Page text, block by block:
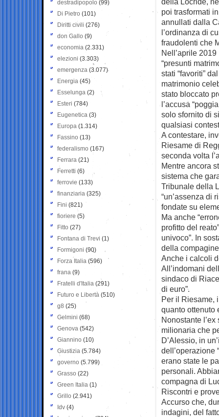
poi trasformati
annullati dalla
l’ordinanza di
fraudolenti che
Nell’aprile
“presunti
stati “favoriti”
matrimonio
stato bloccato
l’accusa
solo sfornito di
qualsiasi
A contestare,
Riesame di
seconda volta
Mentre ancora
sistema che
Tribunale della
“un’assenza di
fondate su
Ma anche
profitto del
univoco”. In
della
Anche i calcoli
All’indomani
sindaco di
di euro”.
Per il Riesame,
quanto ottenuto
Nonostante
milionaria che
D’Alessio, in
dell’operazione
erano state le
personali.
compagna di
Riscontri e
Accurso che,
indagini, del
destradipopolo (99)
Di Pietro (101)
Diritti civili (276)
don Gallo (9)
economia (2.331)
elezioni (3.303)
emergenza (3.077)
Energia (45)
Esselunga (2)
Esteri (784)
Eugenetica (3)
Europa (1.314)
Fassino (13)
federalismo (167)
Ferrara (21)
Ferretti (6)
ferrovie (133)
finanziaria (325)
Fini (821)
fioriere (5)
Fitto (27)
Fontana di Trevi (1)
Formigoni (90)
Forza Italia (596)
frana (9)
Fratelli d'Italia (291)
Futuro e Libertà (510)
g8 (25)
Gelmini (68)
Genova (542)
Giannino (10)
Giustizia (5.784)
governo (5.799)
Grasso (22)
Green Italia (1)
Grillo (2.941)
Idv (4)